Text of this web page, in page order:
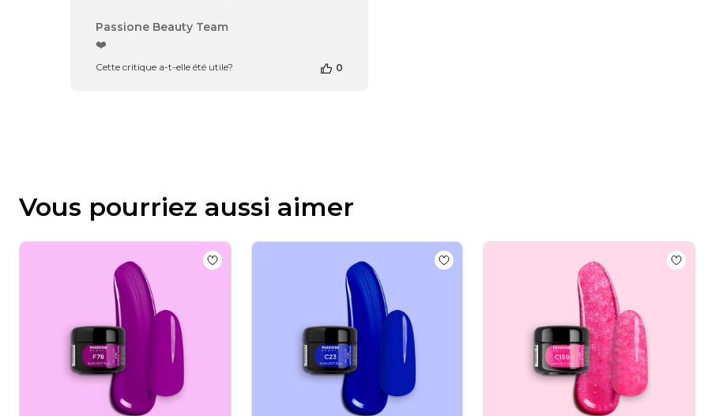
Commentaires
de
du
Thu
16
2026
Passione Beauty Team
❤️
Cette critique a-t-elle été utile? 0
Vous pourriez aussi aimer
Add to wishlist Gel Couleur F78 Purple RainAdd to wishlist Gel Couleur C23 Infinite blueAdd